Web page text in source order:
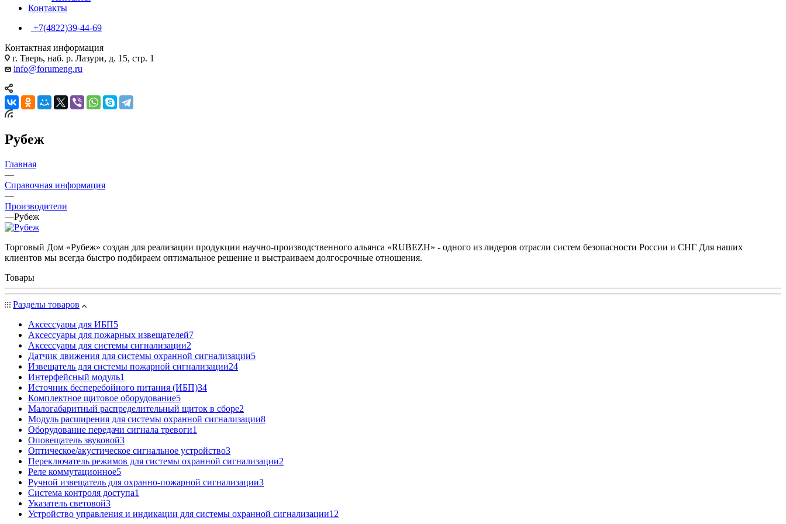
Контакты
+7(4822)39-44-69
Контактная информация
г. Тверь, наб. р. Лазури, д. 15, стр. 1
info@forumeng.ru
Рубеж
Главная
—
Справочная информация
—
Производители
—Рубеж
Торговый Дом «Рубеж» создан для реализации продукции научно-производственного альянса «RUBEZH» - одного из лидеров отрасли систем безопасности России и СНГ Для наших
клиентов мы всегда быстро подбираем оптимальное решение и выстраиваем долгосрочные отношения.
Товары
Разделы товаров
Аксессуары для ИБП5
Аксессуары для пожарных извещателей7
Аксессуары для системы сигнализации2
Датчик движения для системы охранной сигнализации5
Извещатель для системы пожарной сигнализации24
Интерфейсный модуль1
Источник бесперебойного питания (ИБП)34
Комплектное щитовое оборудование5
Малогабаритный распределительный щиток в сборе2
Модуль расширения для системы охранной сигнализации8
Оборудование передачи сигнала тревоги1
Оповещатель звуковой3
Оптическое/акустическое сигнальное устройство3
Переключатель режимов для системы охранной сигнализации2
Реле коммутационное5
Ручной извещатель для охранно-пожарной сигнализации3
Система контроля доступа1
Указатель световой3
Устройство управления и индикации для системы охранной сигнализации12